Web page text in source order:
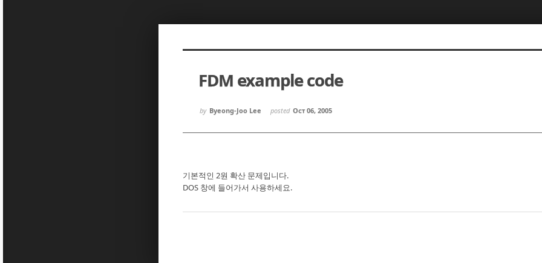
FDM example code
by Byeong-Joo Lee posted Oct 06, 2005
기본적인 2원 확산 문제입니다.
DOS 창에 들어가서 사용하세요.
Sketchbook5, 스케치북5
Sketchbook5, 스케치북5
Sketchbook5, 스케치북5
Sketchbook5, 스케치북5